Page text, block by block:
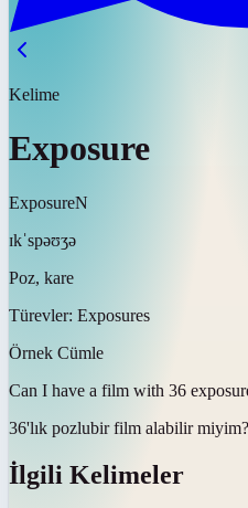
Kelime
Exposure
ExposureN
ɪkˈspəʊʒə
Poz, kare
Türevler: Exposures
Örnek Cümle
Can I have a film with 36
36'lık pozlubir film alabilir miyim?
İlgili Kelimeler